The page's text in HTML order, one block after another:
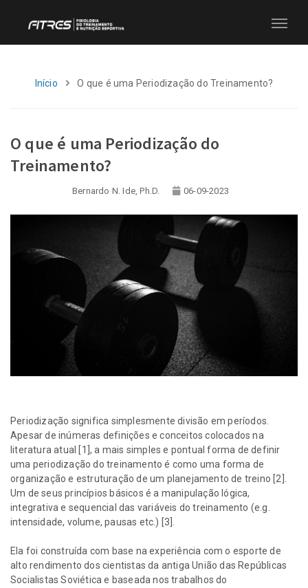
Início O que é uma Periodização do Treinamento?
O que é uma Periodização do
Treinamento?
Bernardo N. Ide, Ph.D. 06-09-2023
Periodização significa simplesmente divisão em períodos.
Apesar de inúmeras definições e conceitos colocados na
literatura atual [1], a mais simples e pontual forma de definir
uma periodização do treinamento é como uma forma de
organização e estruturação de um planejamento de treino [2].
Um de seus princípios básicos é a manipulação lógica,
integrativa e sequencial das variáveis do treinamento (e.g.
intensidade, volume, pausas etc.) [3].
Ela foi construída com base na experiência com o esporte de
alto rendimento dos cientistas da antiga União das Repúblicas
Socialistas Soviética e baseada nos trabalhos do